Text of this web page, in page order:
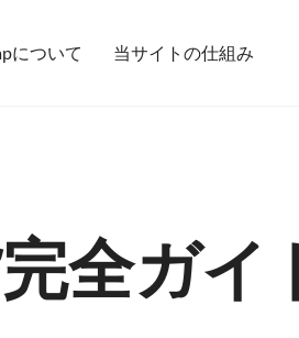
について 当サイトの仕組み
全ガイ